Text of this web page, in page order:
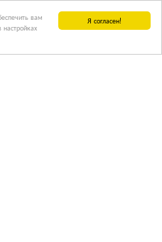
Я согласен!
вам